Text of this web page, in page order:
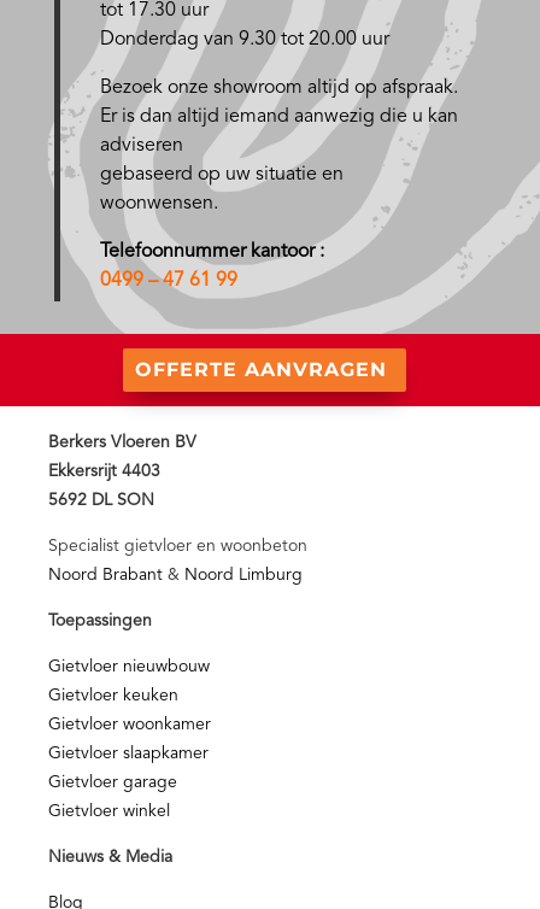
tot 17.30 uur
Donderdag van 9.30 tot 20.00 uur
Bezoek onze showroom altijd op afspraak.
Er is dan altijd iemand aanwezig die u kan
adviseren
gebaseerd op uw situatie en
woonwensen.
Telefoonnummer kantoor :
0499 – 47 61 99
OFFERTE AANVRAGEN
Berkers Vloeren BV
Ekkersrijt 4403
5692 DL SON
Specialist gietvloer en woonbeton
Noord Brabant & Noord Limburg
Toepassingen
Gietvloer nieuwbouw
Gietvloer keuken
Gietvloer woonkamer
Gietvloer slaapkamer
Gietvloer garage
Gietvloer winkel
Nieuws & Media
Blog